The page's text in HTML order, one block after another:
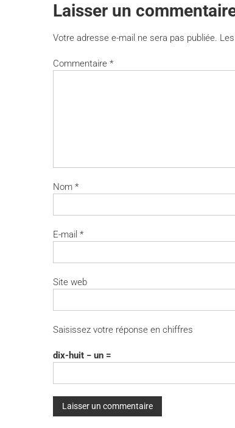
Laisser un
Votre adresse e-mail ne sera pas publiée.
Commentaire *
Nom *
E-mail *
Site web
Saisissez votre réponse en chiffres
dix-huit − un =